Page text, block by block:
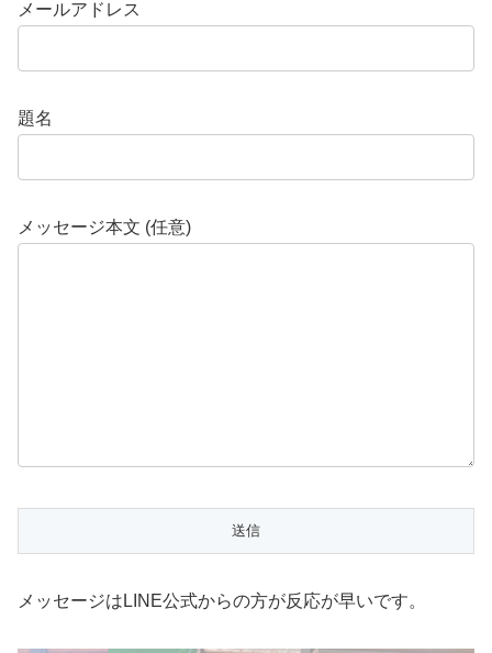
メールアドレス
題名
メッセージ本文 (任意)
メッセージはLINE公式からの方が反応が早いです。